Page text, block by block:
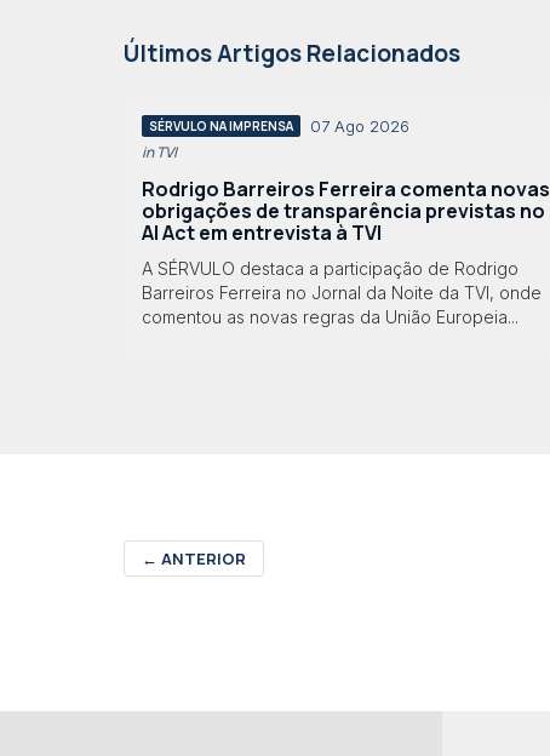
Últimos Artigos Relacionados
SÉRVULO NA IMPRENSA 07 Ago 2026
in TVI
Rodrigo Barreiros Ferreira comenta novas
obrigações de transparência previstas no
AI Act em entrevista à TVI
A SÉRVULO destaca a participação de Rodrigo
Barreiros Ferreira no Jornal da Noite da TVI, onde
comentou as novas regras da União Europeia...
← ANTERIOR